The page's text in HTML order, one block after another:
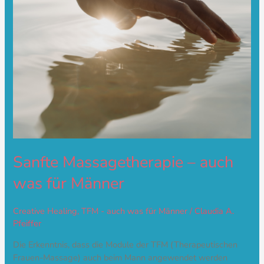
Sanfte Massagetherapie – auch
was für Männer
Creative Healing,TFM - auch was für Männer / Claudia A.
Pfeiffer
Die Erkenntnis, dass die Module der TFM (Therapeutischen
Frauen-Massage) auch beim Mann angewendet werden